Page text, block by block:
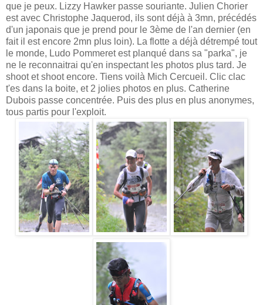
que je peux. Lizzy Hawker passe souriante. Julien Chorier
est avec Christophe Jaquerod, ils sont déjà à 3mn, précédés
d'un japonais que je prend pour le 3ème de l'an dernier (en
fait il est encore 2mn plus loin). La flotte a déjà détrempé tout
le monde, Ludo Pommeret est planqué dans sa "parka", je
ne le reconnaitrai qu'en inspectant les photos plus tard. Je
shoot et shoot encore. Tiens voilà Mich Cercueil. Clic clac
t'es dans la boite, et 2 jolies photos en plus. Catherine
Dubois passe concentrée. Puis des plus en plus anonymes,
tous partis pour l'exploit.